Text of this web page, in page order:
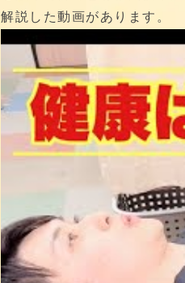
解説した動画があります。